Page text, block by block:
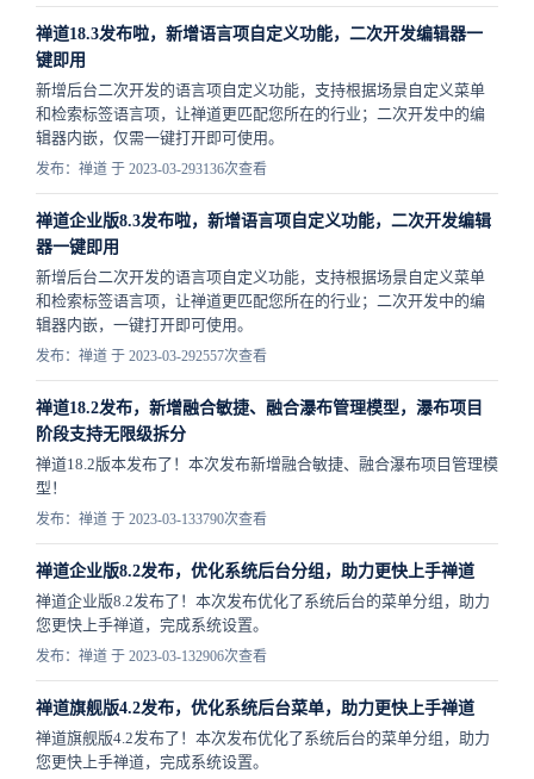
禅道18.3发布啦，新增语言项自定义功能，二次开发编辑器一
键即用
新增后台二次开发的语言项自定义功能，支持根据场景自定义菜单
和检索标签语言项，让禅道更匹配您所在的行业；二次开发中的编
辑器内嵌，仅需一键打开即可使用。
发布：禅道 于 2023-03-293136次查看
禅道企业版8.3发布啦，新增语言项自定义功能，二次开发编辑
器一键即用
新增后台二次开发的语言项自定义功能，支持根据场景自定义菜单
和检索标签语言项，让禅道更匹配您所在的行业；二次开发中的编
辑器内嵌，一键打开即可使用。
发布：禅道 于 2023-03-292557次查看
禅道18.2发布，新增融合敏捷、融合瀑布管理模型，瀑布项目
阶段支持无限级拆分
禅道18.2版本发布了！本次发布新增融合敏捷、融合瀑布项目管理模
型！
发布：禅道 于 2023-03-133790次查看
禅道企业版8.2发布，优化系统后台分组，助力更快上手禅道
禅道企业版8.2发布了！本次发布优化了系统后台的菜单分组，助力
您更快上手禅道，完成系统设置。
发布：禅道 于 2023-03-132906次查看
禅道旗舰版4.2发布，优化系统后台菜单，助力更快上手禅道
禅道旗舰版4.2发布了！本次发布优化了系统后台的菜单分组，助力
您更快上手禅道，完成系统设置。